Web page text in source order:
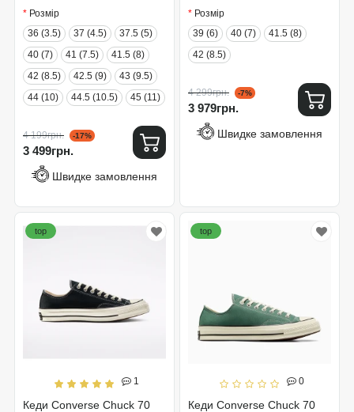
Розмір
36 (3.5)
37 (4.5)
37.5 (5)
40 (7)
41 (7.5)
41.5 (8)
42 (8.5)
42.5 (9)
43 (9.5)
44 (10)
44.5 (10.5) 45 (11)
4 199грн. -17%
3 499грн.
Швидке замовлення
Розмір
39 (6)
40 (7)
41.5 (8)
42 (8.5)
4 299грн. -7%
3 979грн.
Швидке замовлення
1
Кеди Converse Chuck 70
top
0
Кеди Converse Chuck 70
top